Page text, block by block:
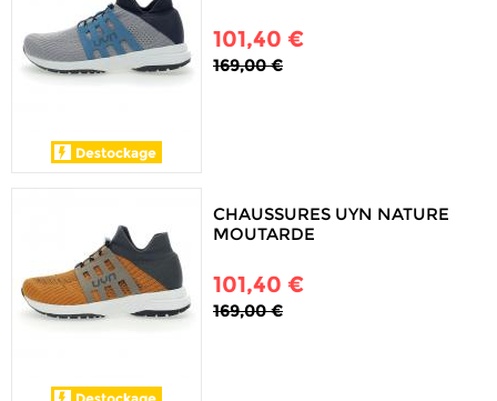
101,40 €
169,00 €
CHAUSSURES UYN NATURE
MOUTARDE
101,40 €
169,00 €